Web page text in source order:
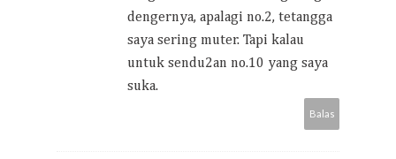
dengernya, apalagi no.2, tetangga
saya sering muter. Tapi kalau
untuk sendu2an no.10 yang saya
suka.
Balas